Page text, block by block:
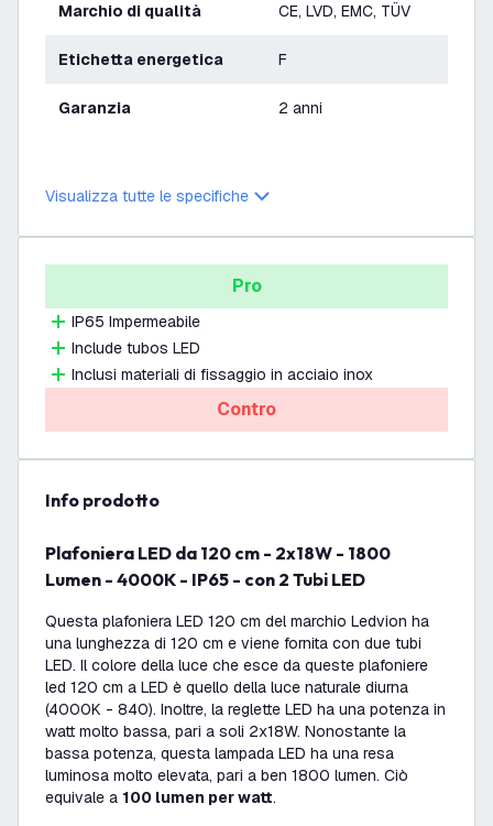
Marchio di qualità CE, LVD, EMC, TÜV
Etichetta energetica F
Garanzia 2 anni
Visualizza tutte le specifiche
Pro
IP65 Impermeabile
Include tubos LED
Inclusi materiali di fissaggio in acciaio inox
Contro
info prodotto
Plafoniera LED da 120 cm - 2x18W - 1800
Lumen - 4000K - IP65 - con 2 Tubi LED
Questa plafoniera LED 120 cm del marchio Ledvion ha
una lunghezza di 120 cm e viene fornita con due tubi
LED. Il colore della luce che esce da queste plafoniere
led 120 cm a LED è quello della luce naturale diurna
(4000K - 840). Inoltre, la reglette LED ha una potenza in
watt molto bassa, pari a soli 2x18W. Nonostante la
bassa potenza, questa lampada LED ha una resa
luminosa molto elevata, pari a ben 1800 lumen. Ciò
equivale a 100 lumen per watt.